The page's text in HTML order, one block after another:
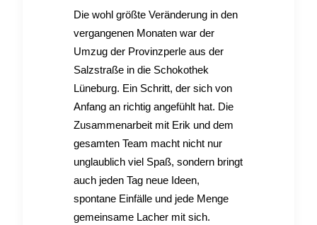
Die wohl größte Veränderung in den
vergangenen Monaten war der
Umzug der Provinzperle aus der
Salzstraße in die Schokothek
Lüneburg. Ein Schritt, der sich von
Anfang an richtig angefühlt hat. Die
Zusammenarbeit mit Erik und dem
gesamten Team macht nicht nur
unglaublich viel Spaß, sondern bringt
auch jeden Tag neue Ideen,
spontane Einfälle und jede Menge
gemeinsame Lacher mit sich.